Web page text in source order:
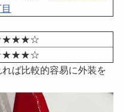
ば比較的容易に外装を